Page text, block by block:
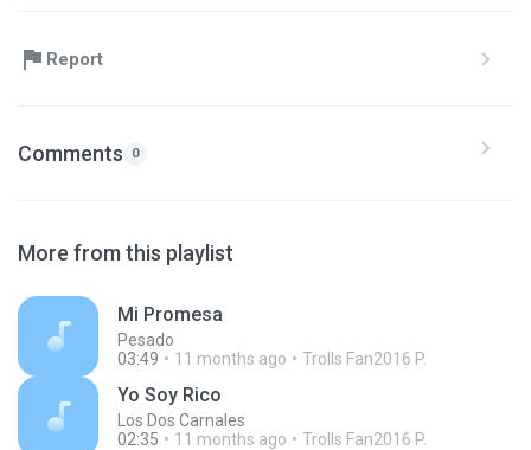
Report
Comments 0
More from this playlist
Mi Promesa
Pesado
03:49
11 months ago Trolls Fan2016 P.
Yo Soy Rico
Los Dos Carnales
02:35
11 months ago Trolls Fan2016 P.